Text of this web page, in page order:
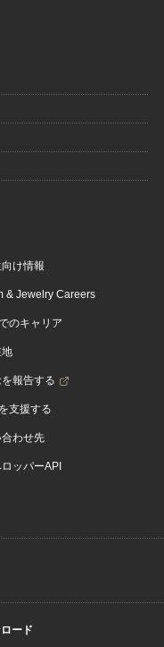
け情報
& Jewelry Careers
のキャリア
地
報告する
支援する
合わせ先
ッパーAPI
ード